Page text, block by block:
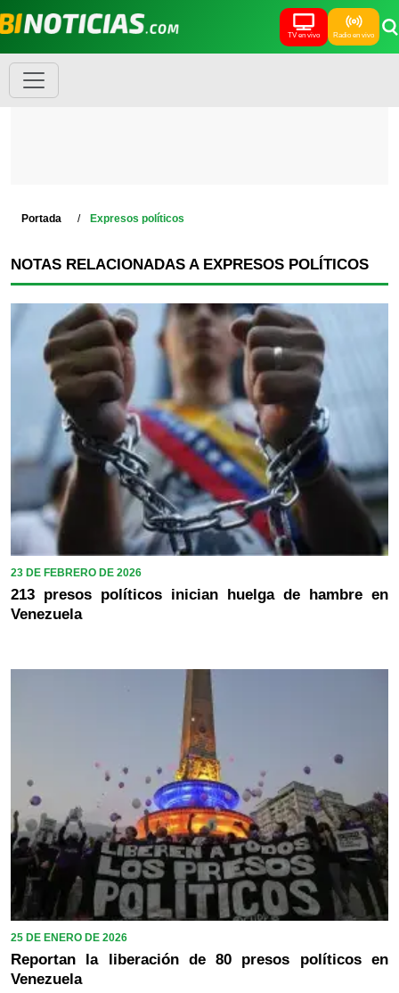
TV en vivo Radio en vivo
Portada Expresos políticos
NOTAS RELACIONADAS A EXPRESOS POLÍTICOS
23 DE FEBRERO DE 2026
213 presos políticos inician huelga de hambre en
Venezuela
25 DE ENERO DE 2026
Reportan la liberación de 80 presos políticos en
Venezuela